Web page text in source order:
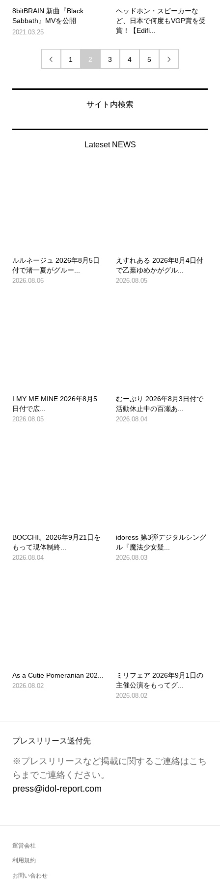
8bitBRAIN 新曲『Black
Sabbath』MVを公開
2021.03.25
ヘッドホン・スピーカーな
ど、日本で何度もVGP賞を受
賞！【Edifi...
 1 2 3 4 5 
サイト内検索
Lateset NEWS
ルルネージュ 2026年8月5日
付で渚一夏がグルー...
2026.08.06
えすれある 2026年8月4日付
で乙葉ゆめかがグル...
2026.08.05
I MY ME MINE 2026年8月5
日付で広...
2026.08.05
むーぷり 2026年8月3日付で
活動休止中の百瀬あ...
2026.08.04
BOCCHI。2026年9月21日を
もって現体制終...
2026.08.04
idoress 第3弾デジタルシング
ル『魔法少女疑...
2026.08.03
As a Cutie Pomeranian 202...
2026.08.02
ミリフェア 2026年9月1日の
主催公演をもってグ...
2026.08.02
プレスリリース送付先
※プレスリリースなど掲載に関するご連絡はこち
らまでご連絡ください。
press@idol-report.com
運営会社
利用規約
お問い合わせ